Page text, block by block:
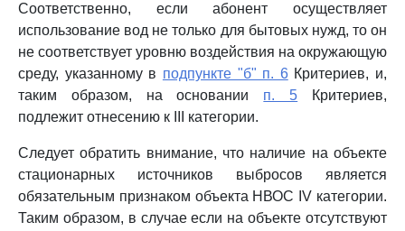
Соответственно, если абонент осуществляет
использование вод не только для бытовых нужд, то он
не соответствует уровню воздействия на окружающую
среду, указанному в подпункте "б" п. 6Критериев, и,
таким образом, на основании п. 5 Критериев,
подлежит отнесению к III категории.
Следует обратить внимание, что наличие на объекте
стационарных источников выбросов является
обязательным признаком объекта НВОС IV категории.
Таким образом, в случае если на объекте отсутствуют